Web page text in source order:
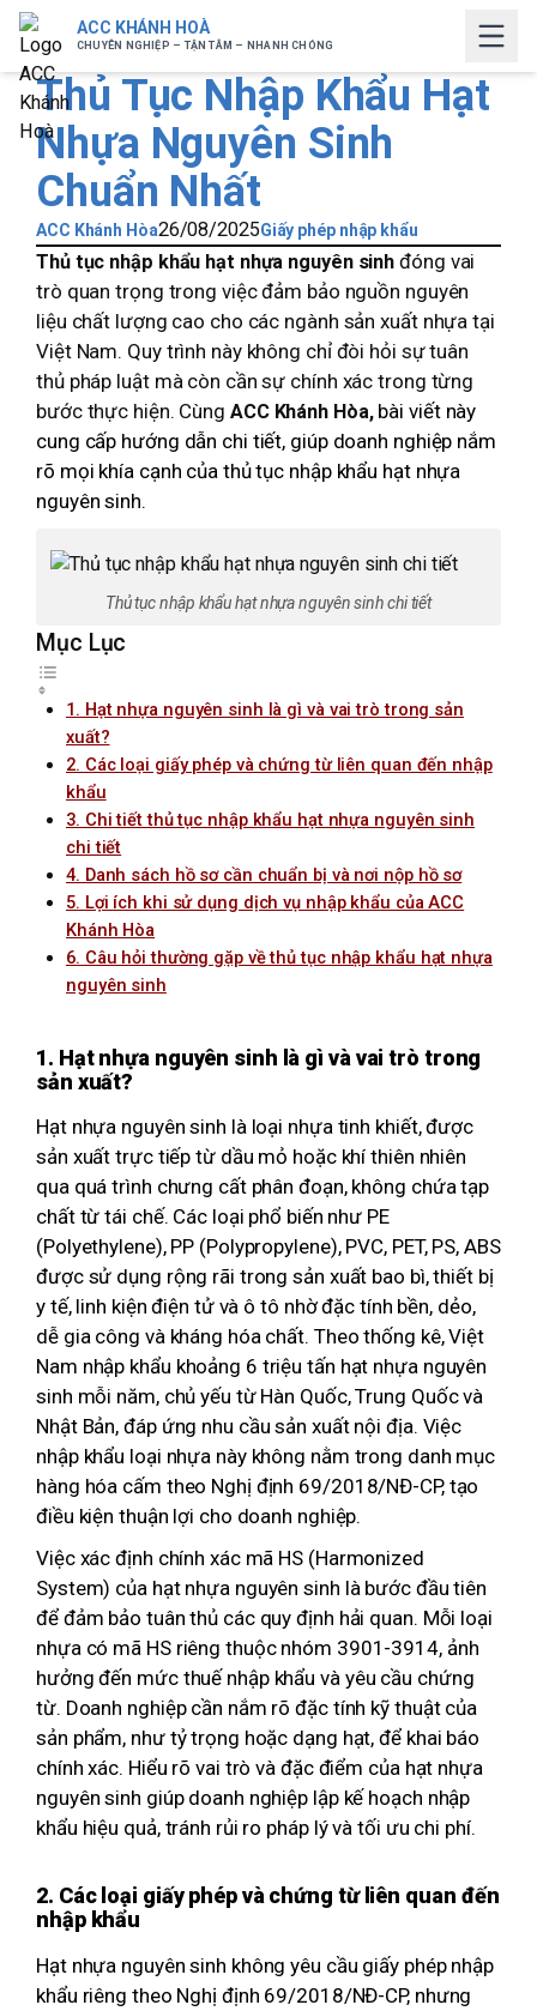
ACC KHÁNH HOÀ
CHUYÊN NGHIỆP – TẬN TÂM – NHANH CHÓNG
Thủ Tục Nhập Khẩu Hạt
Nhựa Nguyên Sinh
Chuẩn Nhất
ACC Khánh Hòa26/08/2025Giấy phép nhập khẩu
Thủ tục nhập khẩu hạt nhựa nguyên sinhđóng vai
trò quan trọng trong việc đảm bảo nguồn nguyên
liệu chất lượng cao cho các ngành sản xuất nhựa tại
Việt Nam. Quy trình này không chỉ đòi hỏi sự tuân
thủ pháp luật mà còn cần sự chính xác trong từng
bước thực hiện. Cùng ACC Khánh Hòa, bài viết này
cung cấp hướng dẫn chi tiết, giúp doanh nghiệp nắm
rõ mọi khía cạnh của thủ tục nhập khẩu hạt nhựa
nguyên sinh.
Thủ tục nhập khẩu hạt nhựa nguyên sinh chi tiết
Mục Lục
1. Hạt nhựa nguyên sinh là gì và vai trò trong sản
xuất?
2. Các loại giấy phép và chứng từ liên quan đến nhập
khẩu
3. Chi tiết thủ tục nhập khẩu hạt nhựa nguyên sinh
chi tiết
4. Danh sách hồ sơ cần chuẩn bị và nơi nộp hồ sơ
5. Lợi ích khi sử dụng dịch vụ nhập khẩu của ACC
Khánh Hòa
6. Câu hỏi thường gặp về thủ tục nhập khẩu hạt nhựa
nguyên sinh
1. Hạt nhựa nguyên sinh là gì và vai trò trong
sản xuất?
Hạt nhựa nguyên sinh là loại nhựa tinh khiết, được
sản xuất trực tiếp từ dầu mỏ hoặc khí thiên nhiên
qua quá trình chưng cất phân đoạn, không chứa tạp
chất từ tái chế. Các loại phổ biến như PE
(Polyethylene), PP (Polypropylene), PVC, PET, PS, ABS
được sử dụng rộng rãi trong sản xuất bao bì, thiết bị
y tế, linh kiện điện tử và ô tô nhờ đặc tính bền, dẻo,
dễ gia công và kháng hóa chất. Theo thống kê, Việt
Nam nhập khẩu khoảng 6 triệu tấn hạt nhựa nguyên
sinh mỗi năm, chủ yếu từ Hàn Quốc, Trung Quốc và
Nhật Bản, đáp ứng nhu cầu sản xuất nội địa. Việc
nhập khẩu loại nhựa này không nằm trong danh mục
hàng hóa cấm theo Nghị định 69/2018/NĐ-CP, tạo
điều kiện thuận lợi cho doanh nghiệp.
Việc xác định chính xác mã HS (Harmonized
System) của hạt nhựa nguyên sinh là bước đầu tiên
để đảm bảo tuân thủ các quy định hải quan. Mỗi loại
nhựa có mã HS riêng thuộc nhóm 3901-3914, ảnh
hưởng đến mức thuế nhập khẩu và yêu cầu chứng
từ. Doanh nghiệp cần nắm rõ đặc tính kỹ thuật của
sản phẩm, như tỷ trọng hoặc dạng hạt, để khai báo
chính xác. Hiểu rõ vai trò và đặc điểm của hạt nhựa
nguyên sinh giúp doanh nghiệp lập kế hoạch nhập
khẩu hiệu quả, tránh rủi ro pháp lý và tối ưu chi phí.
2. Các loại giấy phép và chứng từ liên quan đến
nhập khẩu
Hạt nhựa nguyên sinh không yêu cầu giấy phép nhập
khẩu riêng theo Nghị định 69/2018/NĐ-CP, nhưng